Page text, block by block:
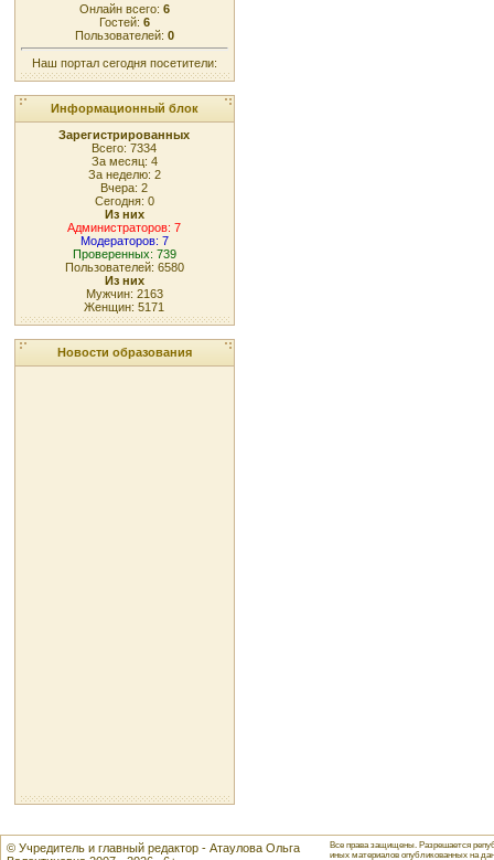
Онлайн всего: 6
Гостей: 6
Пользователей: 0
Наш портал сегодня посетители:
Информационный блок
Зарегистрированных
Всего: 7334
За месяц: 4
За неделю: 2
Вчера: 2
Сегодня: 0
Из них
Администраторов: 7
Модераторов: 7
Проверенных: 739
Пользователей: 6580
Из них
Мужчин: 2163
Женщин: 5171
Новости образования
© Учредитель и главный редактор - Атаулова Ольга
Все права защищены. Разрешается
иных материалов опубликованных на